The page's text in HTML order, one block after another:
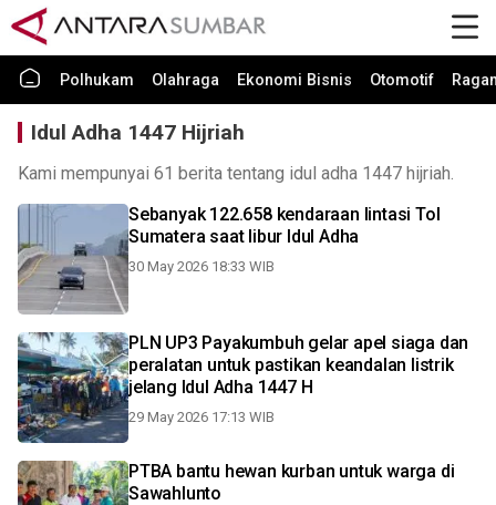
Polhukam Olahraga Ekonomi Bisnis Otomotif
Idul Adha 1447 Hijriah
Kami mempunyai 61 berita tentang idul adha 1447 hijriah.
Sebanyak 122.658 kendaraan lintasi Tol
Sumatera saat libur Idul Adha
30 May 2026 18:33 WIB
PLN UP3 Payakumbuh gelar apel siaga dan
peralatan untuk pastikan keandalan listrik
jelang Idul Adha 1447 H
29 May 2026 17:13 WIB
PTBA bantu hewan kurban untuk warga di
Sawahlunto